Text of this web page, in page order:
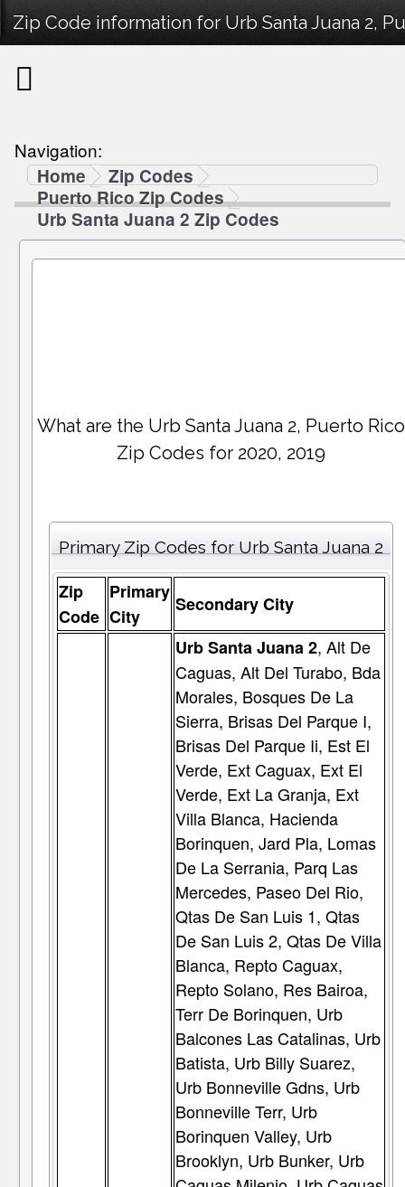
Zip Code information for Urb Santa Juana 2,
Navigation:
Home
Zip Codes
Puerto Rico Zip Codes
Urb Santa Juana 2 Zip Codes
What are the Urb Santa Juana 2, Puerto Rico
Zip Codes for 2020, 2019
Primary Zip Codes for Urb Santa Juana 2
Zip
Code
Primary
City
Secondary City
Urb Santa Juana 2, Alt De
Caguas, Alt Del Turabo, Bda
Morales, Bosques De La
Sierra, Brisas Del Parque I,
Brisas Del Parque Ii, Est El
Verde, Ext Caguax, Ext El
Verde, Ext La Granja, Ext
Villa Blanca, Hacienda
Borinquen, Jard Pla, Lomas
De La Serrania, Parq Las
Mercedes, Paseo Del Rio,
Qtas De San Luis 1, Qtas
De San Luis 2, Qtas De Villa
Blanca, Repto Caguax,
Repto Solano, Res Bairoa,
Terr De Borinquen, Urb
Balcones Las Catalinas, Urb
Batista, Urb Billy Suarez,
Urb Bonneville Gdns, Urb
Bonneville Terr, Urb
Borinquen Valley, Urb
Brooklyn, Urb Bunker, Urb